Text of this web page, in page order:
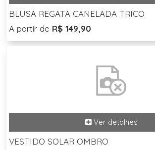
BLUSA REGATA CANELADA TRICO
A partir de R$ 149,90
VESTIDO SOLAR OMBRO